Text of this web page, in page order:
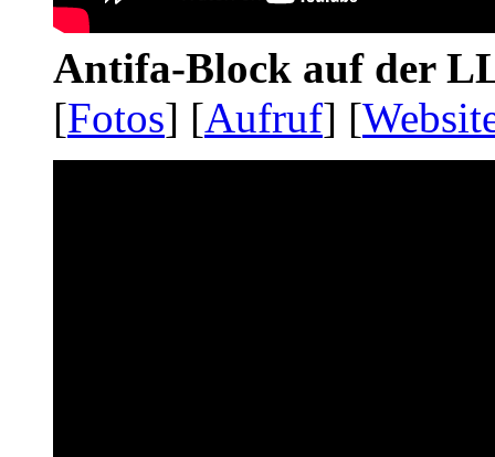
Antifa-Block auf der
[Fotos] [Aufruf] [